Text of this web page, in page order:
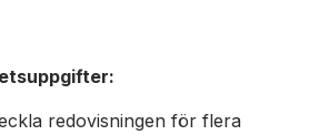
redovisningen för flera